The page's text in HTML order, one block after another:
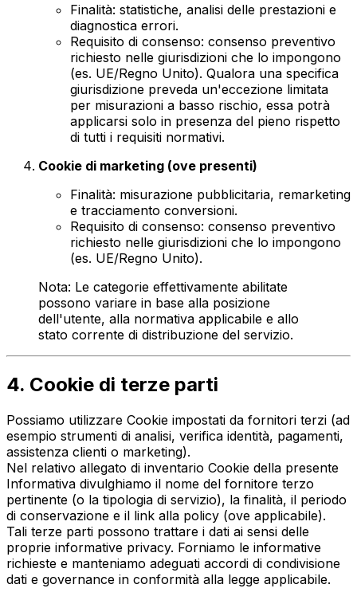
Finalità: statistiche, analisi delle prestazioni e
diagnostica errori.
Requisito di consenso: consenso preventivo
richiesto nelle giurisdizioni che lo impongono
(es. UE/Regno Unito). Qualora una specifica
giurisdizione preveda un'eccezione limitata
per misurazioni a basso rischio, essa potrà
applicarsi solo in presenza del pieno rispetto
di tutti i requisiti normativi.
Cookie di marketing (ove presenti)
Finalità: misurazione pubblicitaria, remarketing
e tracciamento conversioni.
Requisito di consenso: consenso preventivo
richiesto nelle giurisdizioni che lo impongono
(es. UE/Regno Unito).
Nota: Le categorie effettivamente abilitate
possono variare in base alla posizione
dell'utente, alla normativa applicabile e allo
stato corrente di distribuzione del servizio.
4. Cookie di terze parti
Possiamo utilizzare Cookie impostati da fornitori terzi (ad
esempio strumenti di analisi, verifica identità, pagamenti,
assistenza clienti o marketing).
Nel relativo allegato di inventario Cookie della presente
Informativa divulghiamo il nome del fornitore terzo
pertinente (o la tipologia di servizio), la finalità, il periodo
di conservazione e il link alla policy (ove applicabile).
Tali terze parti possono trattare i dati ai sensi delle
proprie informative privacy. Forniamo le informative
richieste e manteniamo adeguati accordi di condivisione
dati e governance in conformità alla legge applicabile.